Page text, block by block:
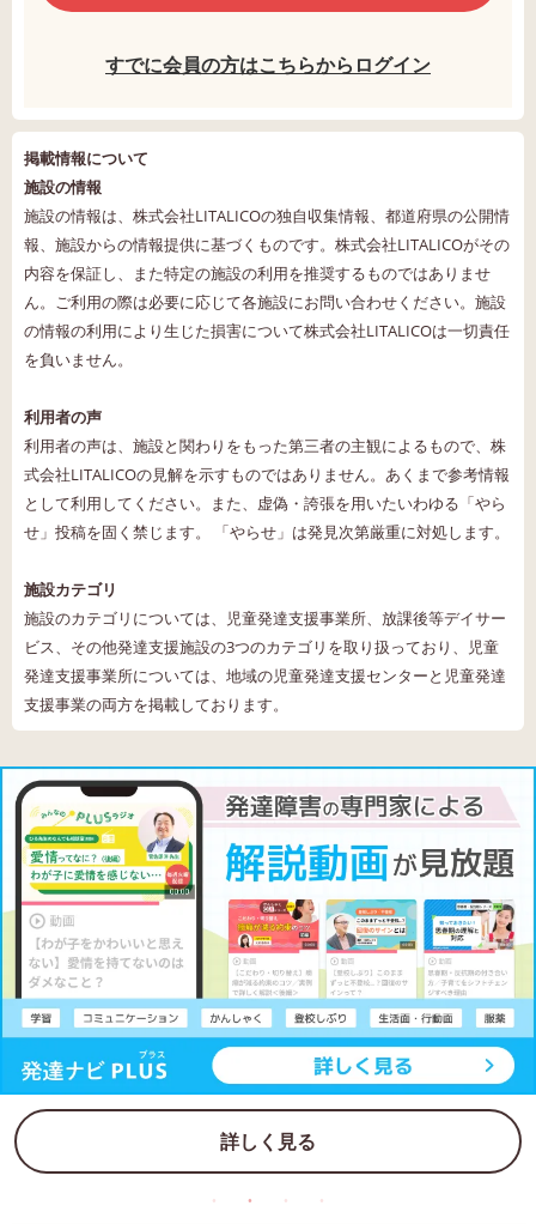
すでに会員の方はこちらからログイン
掲載情報について
施設の情報
施設の情報は、株式会社LITALICOの独自収集情報、都道府県の公開情
報、施設からの情報提供に基づくものです。株式会社LITALICOがその
内容を保証し、また特定の施設の利用を推奨するものではありませ
ん。ご利用の際は必要に応じて各施設にお問い合わせください。施設
の情報の利用により生じた損害について株式会社LITALICOは一切責任
を負いません。
利用者の声
利用者の声は、施設と関わりをもった第三者の主観によるもので、株
式会社LITALICOの見解を示すものではありません。あくまで参考情報
として利用してください。また、虚偽・誇張を用いたいわゆる「やら
せ」投稿を固く禁じます。 「やらせ」は発見次第厳重に対処します。
施設カテゴリ
施設のカテゴリについては、児童発達支援事業所、放課後等デイサー
ビス、その他発達支援施設の3つのカテゴリを取り扱っており、児童
発達支援事業所については、地域の児童発達支援センターと児童発達
支援事業の両方を掲載しております。
詳しく見る